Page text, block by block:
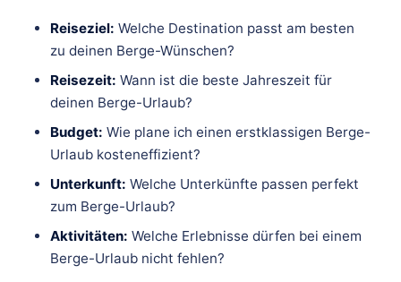
Reiseziel: Welche Destination passt am besten
zu deinen Berge-Wünschen?
Reisezeit: Wann ist die beste Jahreszeit für
deinen Berge-Urlaub?
Budget: Wie plane ich einen erstklassigen Berge-
Urlaub kosteneffizient?
Unterkunft: Welche Unterkünfte passen perfekt
zum Berge-Urlaub?
Aktivitäten: Welche Erlebnisse dürfen bei einem
Berge-Urlaub nicht fehlen?